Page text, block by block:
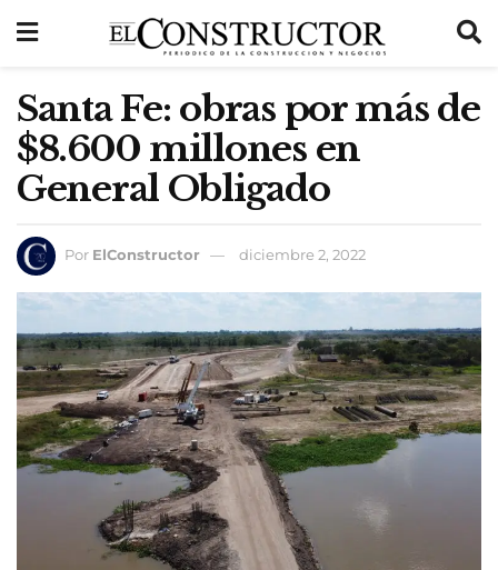
Santa Fe: obras por más de
$8.600 millones en
General Obligado
Por ElConstructor diciembre 2, 2022